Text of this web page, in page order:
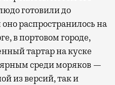
готовили до
распространилось на
в портовом городе,
тартар на куске
среди моряков —
из версий, так и